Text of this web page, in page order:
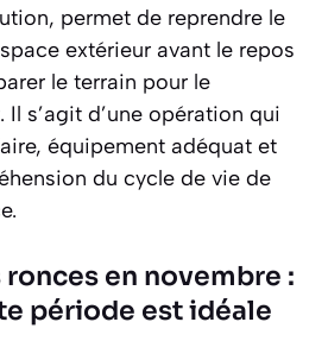
permet de reprendre le
extérieur avant le repos
le terrain pour le
s’agit d’une opération qui
équipement adéquat et
du cycle de vie de
en novembre :
période est idéale